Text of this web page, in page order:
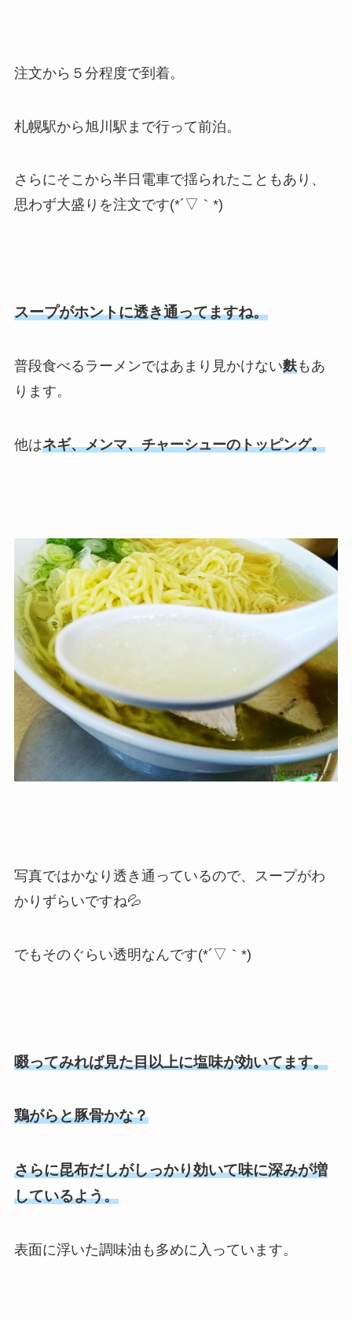
注文から５分程度で到着。
札幌駅から旭川駅まで行って前泊。
さらにそこから半日電車で揺られたこともあり、
思わず大盛りを注文です(*´▽｀*)
スープがホントに透き通ってますね。
普段食べるラーメンではあまり見かけない麩もあ
ります。
他はネギ、メンマ、チャーシューのトッピング。
写真ではかなり透き通っているので、スープがわ
かりずらいですね💦
でもそのぐらい透明なんです(*´▽｀*)
啜ってみれば見た目以上に塩味が効いてます。
鶏がらと豚骨かな？
さらに昆布だしがしっかり効いて味に深みが増
しているよう。
表面に浮いた調味油も多めに入っています。